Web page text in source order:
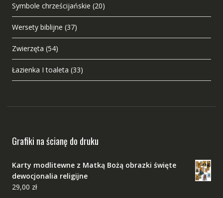
Symbole chrześcijańskie (20)
Wersety biblijne (37)
Zwierzęta (54)
Łazienka I toaleta (33)
Grafiki na ścianę do druku
Karty modlitewne z Matką Bożą obrazki święte
dewocjonalia religijne
29,00 zł